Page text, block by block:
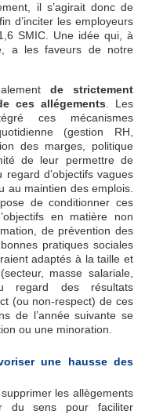
il s’agirait donc de
d’inciter les employeurs
SMIC. Une idée qui, à
a les faveurs de notre
de strictement
ces allégements . Les
ces mécanismes
(gestion RH,
des marges, politique
de leur permettre de
d’objectifs vagues
au maintien des emplois.
de conditionner ces
en matière non
de prévention des
pratiques sociales
adaptés à la taille et
masse salariale,
regard des résultats
(ou non-respect) de ces
de l’année suivante se
ou une minoration.
une hausse des
les allègements
du sens pour faciliter